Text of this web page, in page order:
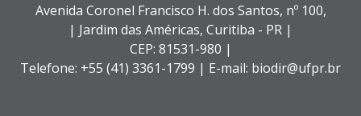
Avenida Coronel Francisco H. dos Santos, nº 100,
| Jardim das Américas, Curitiba - PR |
CEP: 81531-980 |
Telefone: +55 (41) 3361-1799 | E-mail: biodir@ufpr.br